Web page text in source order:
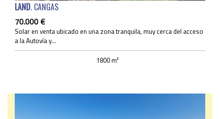
LAND. CANGAS
70.000 €
Solar en venta ubicado en una zona tranquila, muy cerca del acceso
a la Autovía y...
1800 m²